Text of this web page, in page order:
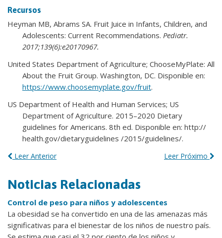
Recursos
Heyman MB, Abrams SA. Fruit Juice in Infants, Children, and
Adolescents: Current Recommendations. Pediatr.
2017;139(6):e20170967.
United States Department of Agriculture; ChooseMyPlate: All
About the Fruit Group. Washington, DC. Disponible en:
https://www.choosemyplate.gov/fruit.
US Department of Health and Human Services; US
Department of Agriculture. 2015–2020 Dietary
guidelines for Americans. 8th ed. Disponible en: http://
health.gov/dietaryguidelines /2015/guidelines/.
Leer Próximo
Leer Anterior
Noticias Relacionadas
Control de peso para niños y adolescentes
La obesidad se ha convertido en una de las amenazas más
significativas para el bienestar de los niños de nuestro país.